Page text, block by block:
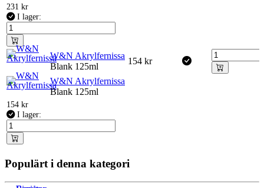
231 kr
I lager:
W&N Akrylfernissa
Blank 125ml
154 kr
W&N Akrylfernissa
Blank 125ml
154 kr
I lager:
Populärt i denna kategori